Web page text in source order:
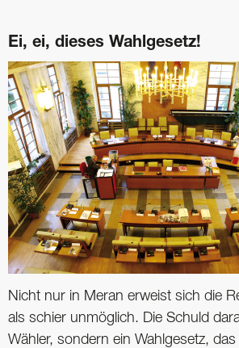
Ei, ei, dieses Wahlgesetz!
Nicht nur in Meran erweist sich die
als schier unmöglich. Die Schuld
Wähler, sondern ein Wahlgesetz,